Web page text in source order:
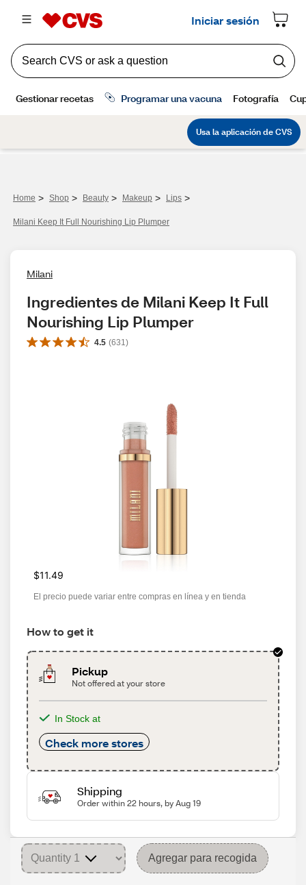
Home > Shop > Beauty > Makeup > Lips >
Milani Keep It Full Nourishing Lip Plumper
Milani
Ingredientes de Milani Keep It Full
Nourishing Lip Plumper
4.5 (631 )
$11.49
El precio puede variar entre compras en línea y en tienda
How to get it
Pickup
Not offered at your store
In Stock at
Check more stores
Shipping
Order within 22 hours, by Aug 19
Agregar para recogida